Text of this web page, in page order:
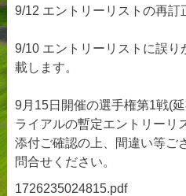
9/12 エントリーリストの再訂
9/10 エントリーリストに誤り
載します。
9月15日開催の選手権第1戦(
ライアルの暫定エントリーリ
添付ご確認の上、間違い等ご
問合せください。
1726235024815.pdf